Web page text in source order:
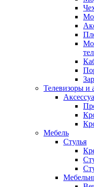
Телевизоры и
Мебель
Стулья